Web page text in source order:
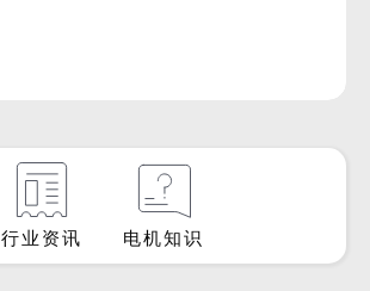
行业资讯 电机知识